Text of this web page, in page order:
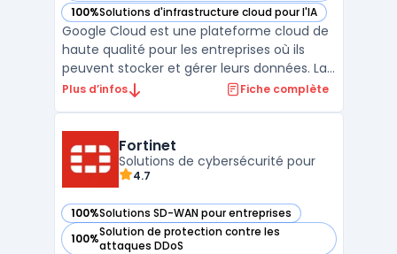
100%Solutions d'infrastructure cloud pour l'IA
— voir Google Cloud dans cette catégorie
Google Cloud est une plateforme cloud de
haute qualité pour les entreprises où ils
peuvent stocker et gérer leurs données. La
gestion multi-cloud permet aux clients
proposée par Google et offre diverses
fonctionnalités, telles que ...
Plus d’infos Fiche complète
Fortinet
Solutions de cybersécurité pour
4.7
100%Solutions SD-WAN pour entreprises
— voir Fortinet dans cette catégorie
100%Solution de protection contre les
attaques DDoS
— voir Fortinet dans cette catégorie